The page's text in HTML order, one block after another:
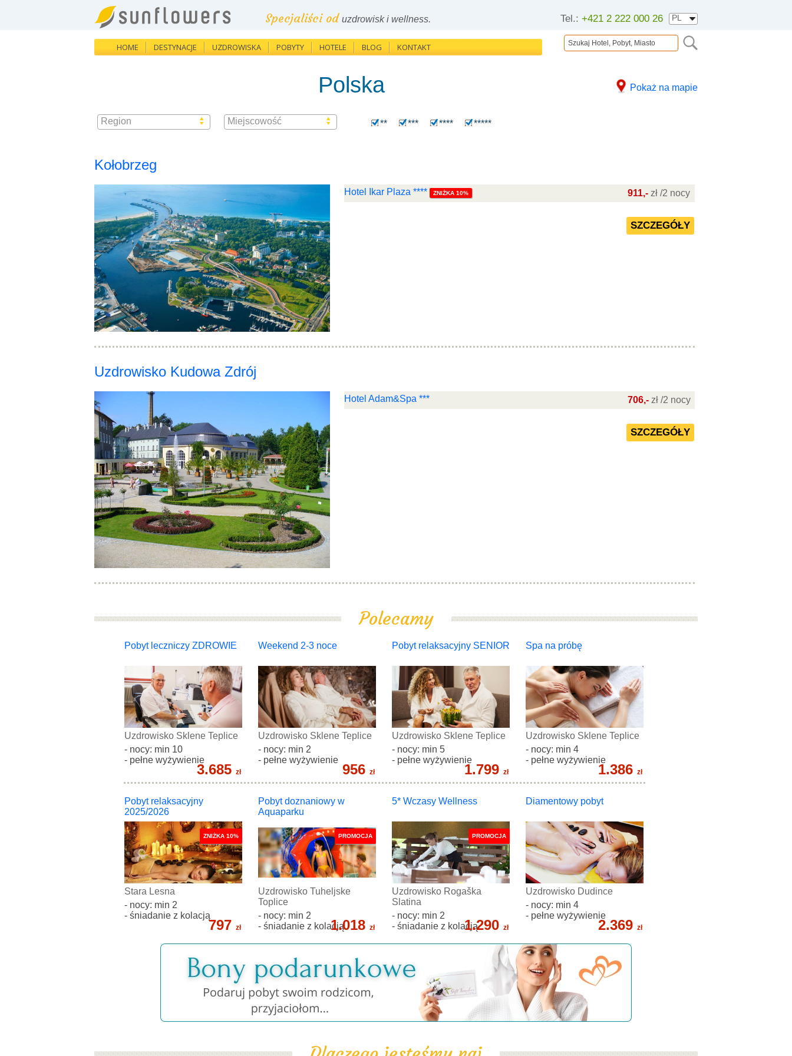
Tel.: +421 2 222 000 26
Specjaliści oduzdrowisk i wellness.
HOME DESTYNACJE UZDROWISKA POBYTY HOTELE BLOG KONTAKT
Pokaż na mapie
Polska
Region Miejscowość ** *** **** *****
Kołobrzeg
Hotel Ikar Plaza **** ZNIŻKA 10% 911,- zł /2 nocy
Uzdrowisko Kudowa Zdrój
Hotel Adam&Spa *** 706,- zł /2 nocy
Polecamy
Pobyt leczniczy ZDROWIE
Uzdrowisko Sklene Teplice
- nocy: min 10
- pełne wyżywienie
3.685 zł
Weekend 2-3 noce
Uzdrowisko Sklene Teplice
- nocy: min 2
- pełne wyżywienie
956 zł
Pobyt relaksacyjny SENIOR
Uzdrowisko Sklene Teplice
- nocy: min 5
- pełne wyżywienie
1.799 zł
Spa na próbę
Uzdrowisko Sklene Teplice
- nocy: min 4
- pełne wyżywienie
1.386 zł
Pobyt relaksacyjny
2025/2026
ZNIŻKA 10%
Stara Lesna
- nocy: min 2
- śniadanie z kolacją
797 zł
Pobyt doznaniowy w
Aquaparku
PROMOCJA
Uzdrowisko Tuheljske
Toplice
- nocy: min 2
- śniadanie z kolacją1.018 zł
5* Wczasy Wellness
PROMOCJA
Uzdrowisko Rogaška
Slatina
- nocy: min 2
- śniadanie z kolacją1.290 zł
Diamentowy pobyt
Uzdrowisko Dudince
- nocy: min 4
- pełne wyżywienie
2.369 zł